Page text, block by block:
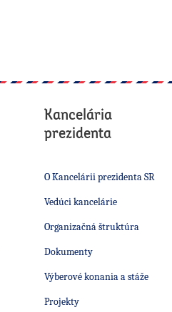
Kancelária
prezidenta
O Kancelárii prezidenta SR
Vedúci kancelárie
Organizačná štruktúra
Dokumenty
Výberové konania a stáže
Projekty